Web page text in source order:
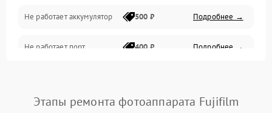
Программные сбои
Коммуникации и интерфейсы
Не работает аккумулятор 500 ₽ Подробнее →
Не работает порт 400 ₽ Подробнее →
Этапы ремонта фотоаппарата Fujifilm